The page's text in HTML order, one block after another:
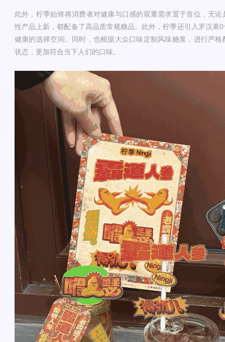
此外，柠季始终将消费者对健康与口感的双重需求置于首位，无
性产品上新，都配备了高品质常规糖品。此外，柠季还引入罗汉果
健康的选择空间。同时，也根据大众口味定制风味糖浆，进行严
状态，更加符合当下人们的口味。